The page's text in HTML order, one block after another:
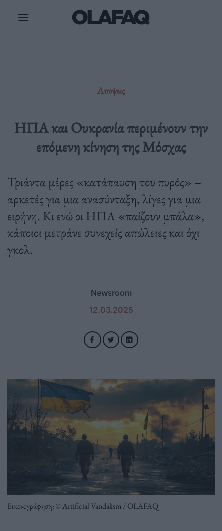
Απόψεις
ΗΠΑ και Ουκρανία περιμένουν την
επόμενη κίνηση της Μόσχας
Τριάντα μέρες «κατάπαυση του πυρός» –
αρκετές για μια ανασύνταξη, λίγες για μια
ειρήνη. Κι ενώ οι ΗΠΑ «παίζουν μπάλα»,
κάποιοι μετράνε συνεχείς απώλειες και όχι
γκολ.
Newsroom
12.03.2025
Εικονογράφηση: © Artificial Vandalism / OLAFAQ